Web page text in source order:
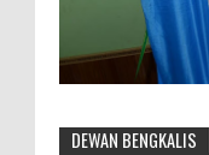
DEWAN BENGKALIS